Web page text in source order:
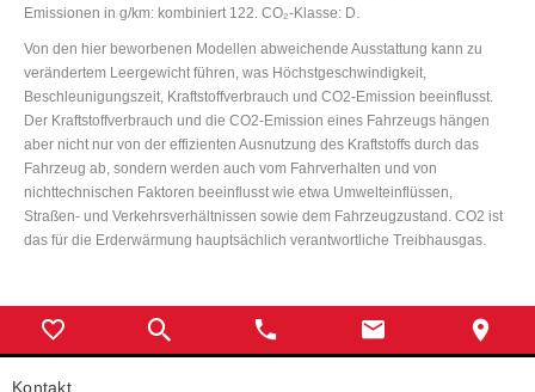
Emissionen in g/km: kombiniert 122. CO₂-Klasse: D.
Von den hier beworbenen Modellen abweichende Ausstattung kann zu
verändertem Leergewicht führen, was Höchstgeschwindigkeit,
Beschleunigungszeit, Kraftstoffverbrauch und CO2-Emission beeinflusst.
Der Kraftstoffverbrauch und die CO2-Emission eines Fahrzeugs hängen
aber nicht nur von der effizienten Ausnutzung des Kraftstoffs durch das
Fahrzeug ab, sondern werden auch vom Fahrverhalten und von
nichttechnischen Faktoren beeinflusst wie etwa Umwelteinflüssen,
Straßen- und Verkehrsverhältnissen sowie dem Fahrzeugzustand. CO2 ist
das für die Erderwärmung hauptsächlich verantwortliche Treibhausgas.
Kontakt